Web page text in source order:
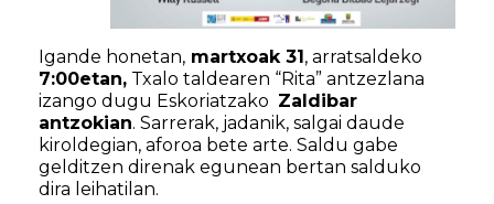
Igande honetan, martxoak 31, arratsaldeko
7:00etan, Txalo taldearen “Rita” antzezlana
izango dugu Eskoriatzako Zaldibar
antzokian. Sarrerak, jadanik, salgai daude
kiroldegian, aforoa bete arte. Saldu gabe
gelditzen direnak egunean bertan salduko
dira leihatilan.